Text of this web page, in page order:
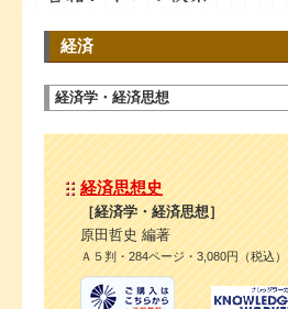
経済
経済学・経済思想
経済思想史
［経済学・経済思想］
原田哲史 編著
Ａ５判・284ページ・3,080円（税込）